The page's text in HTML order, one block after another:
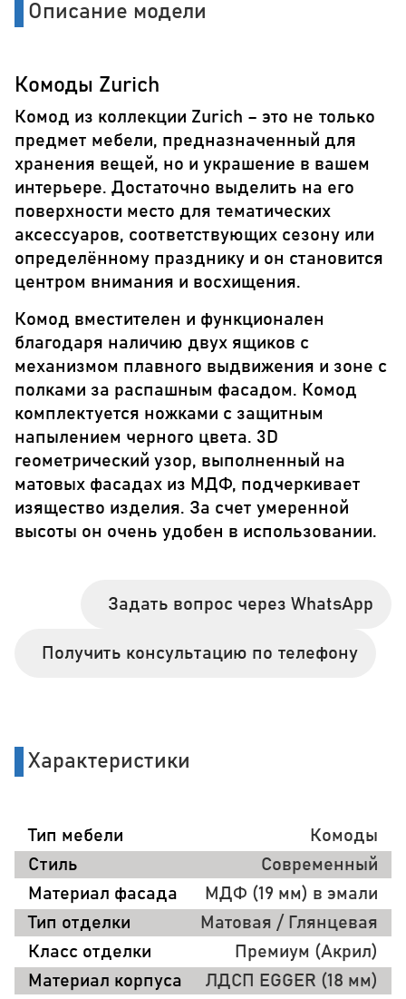
Описание модели
Комоды Zurich
Комод из коллекции Zurich – это не только
предмет мебели, предназначенный для
хранения вещей, но и украшение в вашем
интерьере. Достаточно выделить на его
поверхности место для тематических
аксессуаров, соответствующих сезону или
определённому празднику и он становится
центром внимания и восхищения.
Комод вместителен и функционален
благодаря наличию двух ящиков с
механизмом плавного выдвижения и зоне с
полками за распашным фасадом. Комод
комплектуется ножками с защитным
напылением черного цвета. 3D
геометрический узор, выполненный на
матовых фасадах из МДФ, подчеркивает
изящество изделия. За счет умеренной
высоты он очень удобен в использовании.
Задать вопрос через WhatsApp
Получить консультацию по телефону
Характеристики
Тип мебели
Комоды
Стиль
Современный
Материал фасада
МДФ (19 мм) в эмали
Тип отделки
Матовая / Глянцевая
Класс отделки
Премиум (Акрил)
Материал корпуса
ЛДСП EGGER (18 мм)